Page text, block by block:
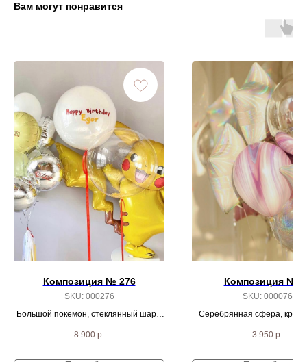
Вам могут понравится
Композиция № 276
SKU: 000276
Большой покемон, стеклянный шар с
шарикрв
8 900 р.
Композиция №
SKU: 000076
Серебрянная сфера, круг
агата
3 950 р.